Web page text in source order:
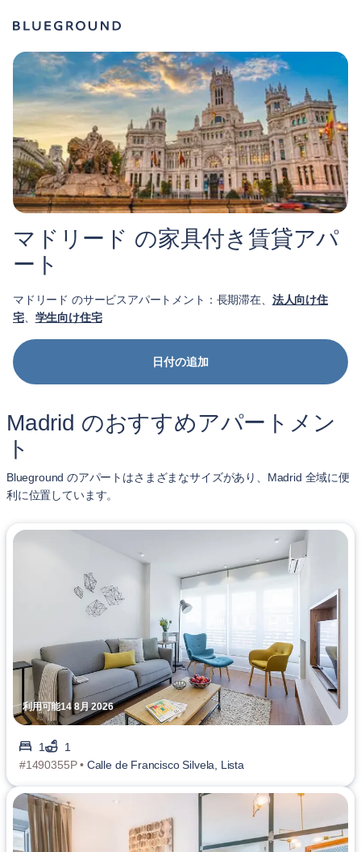
マドリード の家具付き賃貸アパ
ート
マドリード のサービスアパートメント：長期滞在、 法人向け住
宅、 学生向け住宅
日付の追加
Madrid のおすすめアパートメン
ト
Blueground のアパートはさまざまなサイズがあり、Madrid 全域に便
利に位置しています。
利用可能14 8月 2026
1
1
#1490355P • Calle de Francisco Silvela, Lista